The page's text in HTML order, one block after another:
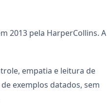
2013 pela HarperCollins. A
empatia e leitura de
exemplos datados, sem